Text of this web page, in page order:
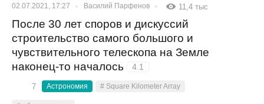
02.07.2021, 17:27 Василий Парфенов 11,4 тыс
После 30 лет споров и дискуссий
строительство самого большого и
чувствительного телескопа на Земле
наконец-то началось
4.1
7 Астрономия # Square Kilometer Array